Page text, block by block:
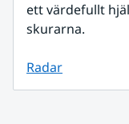
ett värdefullt
skurarna.
Radar